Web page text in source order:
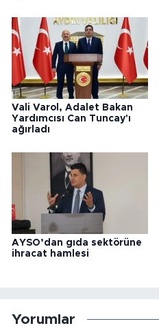
Vali Varol, Adalet Bakan
Yardımcısı Can Tuncay'ı
ağırladı
AYSO’dan gıda sektörüne
ihracat hamlesi
Yorumlar